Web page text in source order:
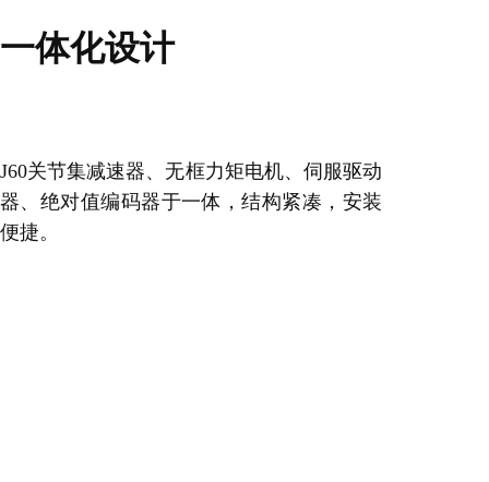
一体化设计
J60关节集减速器、无框力矩电机、伺服驱动
器、绝对值编码器于一体，结构紧凑，安装
便捷。